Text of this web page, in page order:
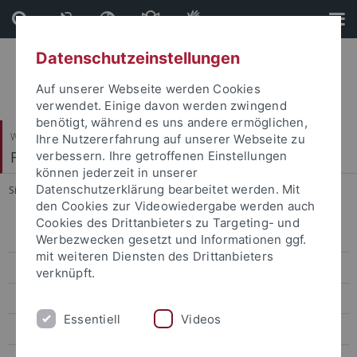
Direkt
zum
Inhalt
Direkt
zur
Fußleiste
Wirtschafts- und Sozialwissenschaftliche Fakultät
Fachbereich Wirtschaftswissenschaft
Sie sind hier: Startseite ... Studying in Asia
Studying in Europe / ERASMUS
Studying in North America
Studying in Asia
Datenschutzeinstellungen
Auf unserer Webseite werden Cookies
verwendet. Einige davon werden zwingend
benötigt, während es uns andere ermöglichen,
Ihre Nutzererfahrung auf unserer Webseite zu
verbessern. Ihre getroffenen Einstellungen
können jederzeit in unserer
Datenschutzerklärung bearbeitet werden. Mit
den Cookies zur Videowiedergabe werden auch
Cookies des Drittanbieters zu Targeting- und
Werbezwecken gesetzt und Informationen ggf.
mit weiteren Diensten des Drittanbieters
verknüpft.
Essentiell Videos